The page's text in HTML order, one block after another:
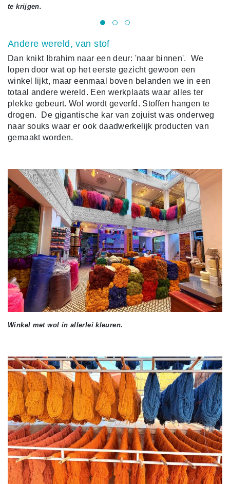
te krijgen.
Andere wereld, van stof
Dan knikt Ibrahim naar een deur: 'naar binnen'. We
lopen door wat op het eerste gezicht gewoon een
winkel lijkt, maar eenmaal boven belanden we in een
totaal andere wereld. Een werkplaats waar alles ter
plekke gebeurt. Wol wordt geverfd. Stoffen hangen te
drogen. De gigantische kar van zojuist was onderweg
naar souks waar er ook daadwerkelijk producten van
gemaakt worden.
Winkel met wol in allerlei kleuren.